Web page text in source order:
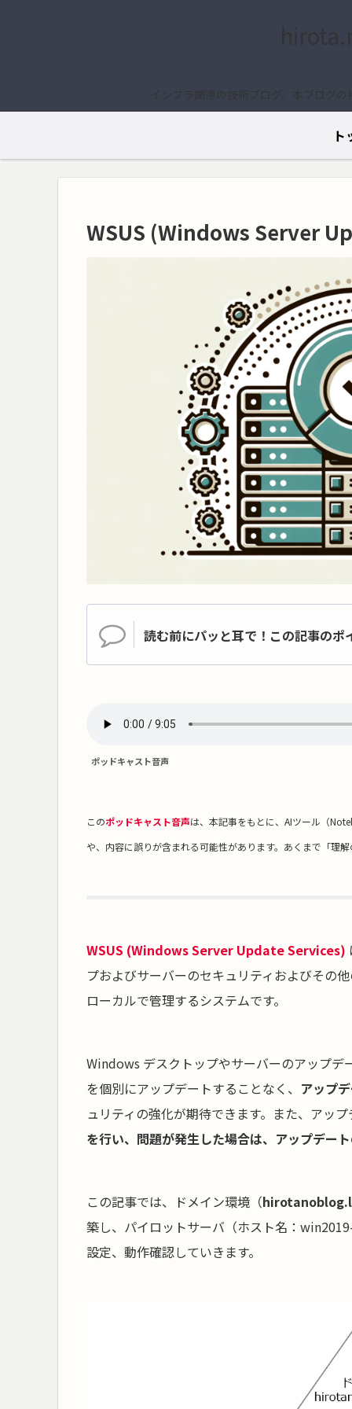
インフラ関連の技術ブログ。本ブログ
ト
WSUS (Windows Server
読む前にパッと耳で！この記事の
ポッドキャスト音声
このポッドキャスト音声は、本記事をもとに、AIツール（
や、内容に誤りが含まれる可能性があります。あくまで「理
WSUS (Windows Server Update Services)
プおよびサーバーのセキュリティおよびその
ローカルで管理するシステムです。
Windows デスクトップやサーバーのアップ
を個別にアップデートすることなく、 アップ
ュリティの強化が期待できます。また、アッ
を行い、問題が発生した場合は、アップデー
この記事では、ドメイン環境（
築し、パイロットサーバ（ホスト名：
設定、動作確認していきます。